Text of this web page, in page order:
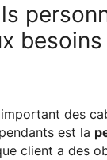
besoins
des
est la
client a des